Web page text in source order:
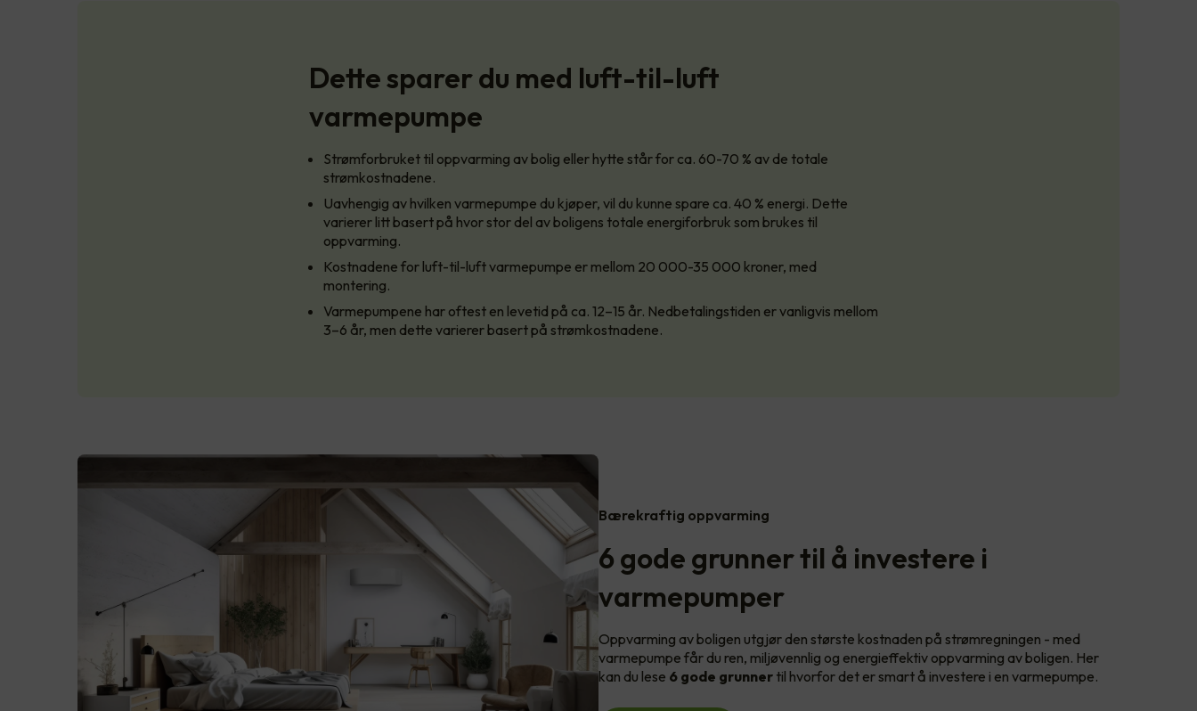
Dette sparer du med luft-til-luft
varmepumpe
Strømforbruket til oppvarming av bolig eller hytte står for ca. 60-70 % av de totale
strømkostnadene.
Uavhengig av hvilken varmepumpe du kjøper, vil du kunne spare ca. 40 % energi. Dette
varierer litt basert på hvor stor del av boligens totale energiforbruk som brukes til
oppvarming.
Kostnadene for luft-til-luft varmepumpe er mellom 20 000-35 000 kroner, med
montering.
Varmepumpene har oftest en levetid på ca. 12–15 år. Nedbetalingstiden er vanligvis mellom
3–6 år, men dette varierer basert på strømkostnadene.
Bærekraftig oppvarming
6 gode grunner til å investere i
varmepumper
Oppvarming av boligen utgjør den største kostnaden på strømregningen - med
varmepumpe får du ren, miljøvennlig og energieffektiv oppvarming av boligen. Her
kan du lese 6 gode grunner til hvorfor det er smart å investere i en varmepumpe.